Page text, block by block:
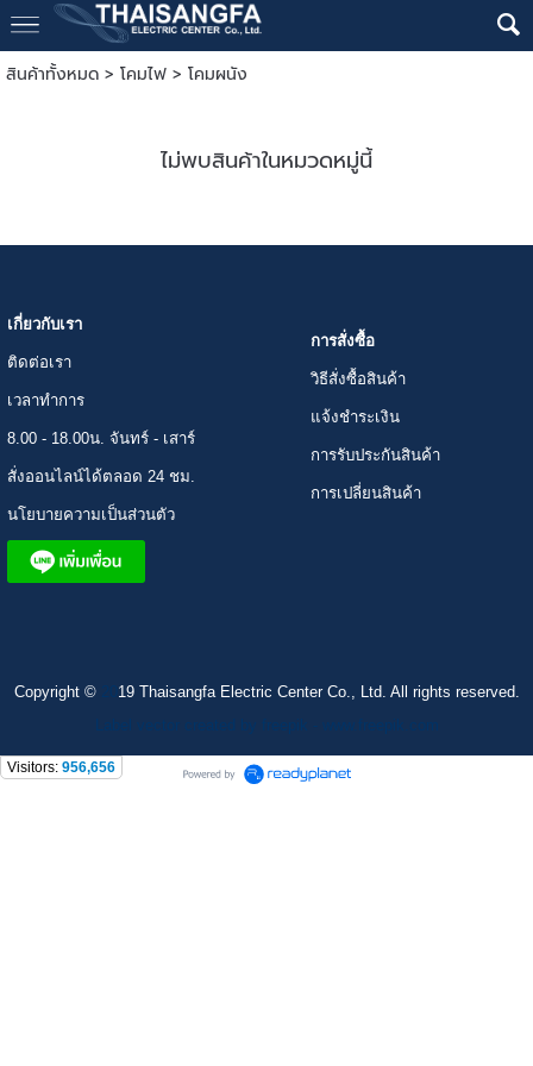
สินค้าทั้งหมด> โคมไฟ> โคมผนัง
ไม่พบสินค้าในหมวดหมู่นี้
เกี่ยวกับเรา
ติดต่อเรา
เวลาทำการ
8.00 - 18.00น. จันทร์ - เสาร์
สั่งออนไลน์ได้ตลอด 24 ชม.
นโยบายความเป็นส่วนตัว
การสั่งซื้อ
วิธีสั่งซื้อสินค้า
แจ้งชำระเงิน
การรับประกันสินค้า
การเปลี่ยนสินค้า
Copyright ©
19 Thaisangfa Electric Center Co., Ltd. All rights reserved.
Visitors: 956,656